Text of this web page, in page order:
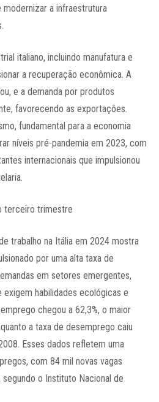
a infraestrutura
italiano, incluindo manufatura e
a recuperação econômica. A
e a demanda por produtos
favorecendo as exportações.
fundamental para a economia
níveis pré-pandemia em 2023, com
internacionais que impulsionou
terceiro trimestre
trabalho na Itália em 2024 mostra
por uma alta taxa de
em setores emergentes,
habilidades ecológicas e
chegou a 62,3%, o maior
a taxa de desemprego caiu
Esses dados refletem uma
com 84 mil novas vagas
o Instituto Nacional de